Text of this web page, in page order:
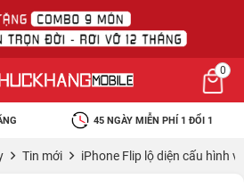
0
45 NGÀY MIỄN PHÍ 1 ĐỔI 1
Tin mới iPhone Flip lộ diện cấu hình